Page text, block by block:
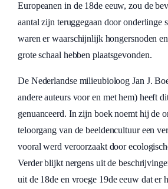
Europeanen in de 18de eeuw, zou de
aantal zijn teruggegaan door onderlinge
waren er waarschijnlijk hongersnoden
grote schaal hebben plaatsgevonden.
De Nederlandse milieubioloog Jan J.
andere auteurs voor en met hem) heeft
genuanceerd. In zijn boek noemt hij de
teloorgang van de beeldencultuur een
vooral werd veroorzaakt door
Verder blijkt nergens uit de
uit de 18de en vroege 19de eeuw dat er